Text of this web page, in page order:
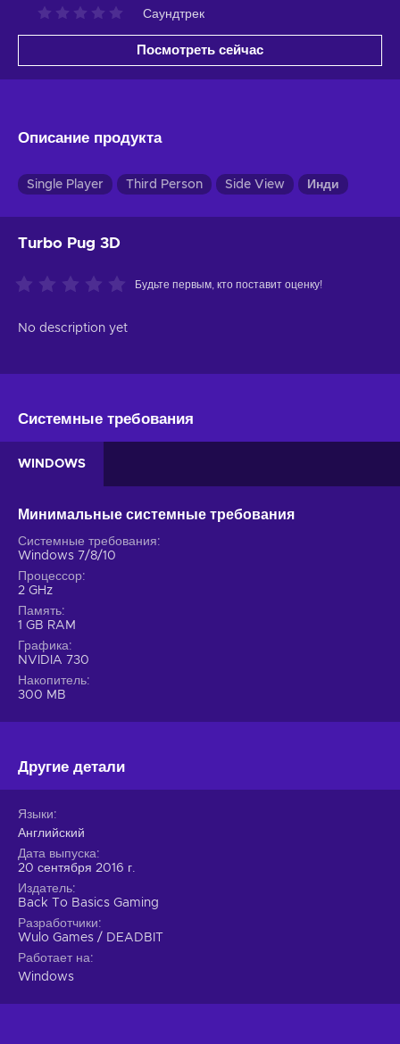
Саундтрек
Посмотреть сейчас
Описание продукта
Single Player Third Person Side View Инди
Turbo Pug 3D
Будьте первым, кто поставит оценку!
No description yet
Системные требования
WINDOWS
Минимальные системные требования
Системные требования
Windows 7/8/10
Процессор
2 GHz
Память
1 GB RAM
Графика
NVIDIA 730
Накопитель
300 MB
Другие детали
Языки
Английский
Дата выпуска
20 сентября 2016 г.
Издатель
Back To Basics Gaming
Разработчики
Wulo Games / DEADBIT
Работает на
Windows